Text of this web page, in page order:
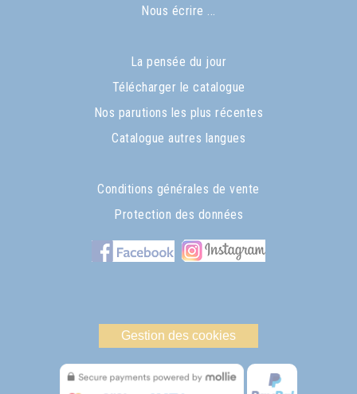
Nous écrire ...
La pensée du jour
Télécharger le catalogue
Nos parutions les plus récentes
Catalogue autres langues
Conditions générales de vente
Protection des données
Gestion des cookies